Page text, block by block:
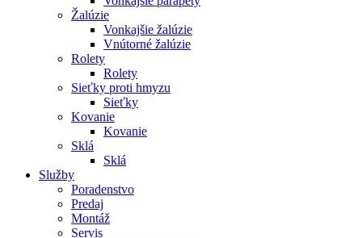
Žalúzie
Vonkajšie žalúzie
Vnútorné žalúzie
Rolety
Rolety
Sieťky proti hmyzu
Sieťky
Kovanie
Kovanie
Sklá
Sklá
Služby
Poradenstvo
Predaj
Montáž
Servis